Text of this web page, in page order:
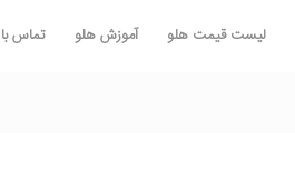
لیست قیمت هلو آموزش هلو تماس